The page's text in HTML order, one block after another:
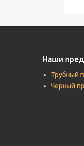
Наши
Трубный
Черный